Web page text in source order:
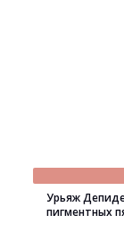
Урьяж
пигментных